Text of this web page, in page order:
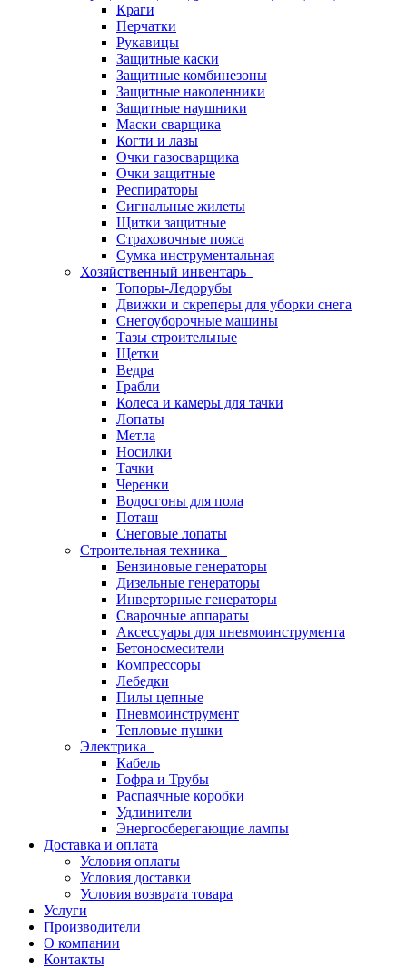
Краги
Перчатки
Рукавицы
Защитные каски
Защитные комбинезоны
Защитные наколенники
Защитные наушники
Маски сварщика
Когти и лазы
Очки газосварщика
Очки защитные
Респираторы
Сигнальные жилеты
Щитки защитные
Страховочные пояса
Сумка инструментальная
Хозяйственный инвентарь
Топоры-Ледорубы
Движки и скреперы для уборки снега
Снегоуборочные машины
Тазы строительные
Щетки
Ведра
Грабли
Колеса и камеры для тачки
Лопаты
Метла
Носилки
Тачки
Черенки
Водосгоны для пола
Поташ
Снеговые лопаты
Строительная техника
Бензиновые генераторы
Дизельные генераторы
Инверторные генераторы
Сварочные аппараты
Аксессуары для пневмоинструмента
Бетоносмесители
Компрессоры
Лебедки
Пилы цепные
Пневмоинструмент
Тепловые пушки
Электрика
Кабель
Гофра и Трубы
Распаячные коробки
Удлинители
Энергосберегающие лампы
Доставка и оплата
Условия оплаты
Условия доставки
Условия возврата товара
Услуги
Производители
О компании
Контакты